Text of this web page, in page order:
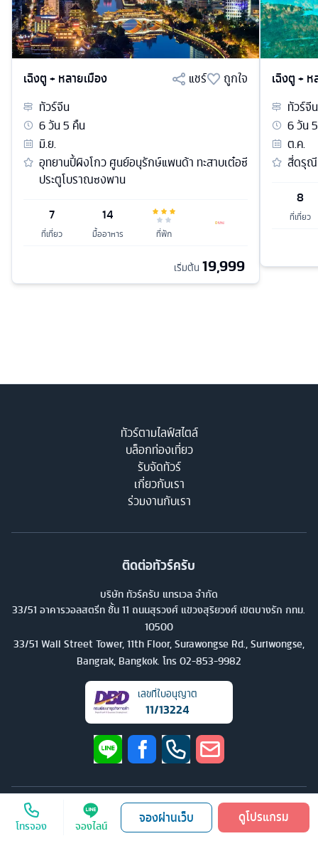
ดูโปรแกรม
จองผ่านเว็บ
โทรจอง จองไลน์
เฉิงตู + หลายเมือง แชร์
ถูกใจ
ทัวร์จีน
6วัน5 คืน
มิ.ย.
อุทยานปี้ผิงโกว ศูนย์อนุรักษ์แพนด้า ทะสาบเต๋อซี
ประตูโบราณซงพาน
7
ที่เที่ยว
14
มื้ออาหาร ที่พัก
เริ่มต้น 19,999
เฉิงตู +
ทัวร์จีน
6วัน5
ต.ค.
สี่ดรุณี
8
ที่เที่ยว
ทัวร์ตามไลฟ์สไตล์
บล็อกท่องเที่ยว
รับจัดทัวร์
เกี่ยวกับเรา
ร่วมงานกับเรา
ติดต่อทัวร์ครับ
บริษัท ทัวร์ครับ แทรเวล จำกัด
33/51 อาคารวอลสตรีท ชั้น 11 ถนนสุรวงศ์ แขวงสุริยวงศ์ เขตบางรัก กทม.
10500
33/51 Wall Street Tower, 11th Floor, Surawongse Rd., Suriwongse,
Bangrak, Bangkok. โทร 02-853-9982
เลขที่ใบอนุญาต
11/13224
2026บริษัท ทัวร์ครับ แทรเวล จำกัด สงวนลิขสิทธิ์